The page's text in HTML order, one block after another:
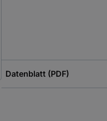
Datenblatt (PDF)